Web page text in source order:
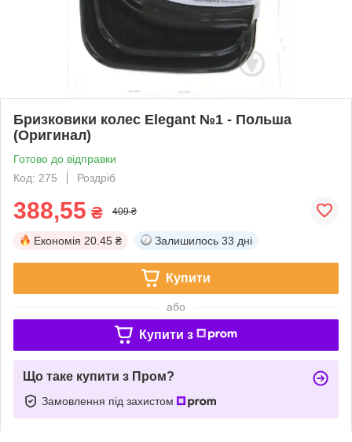
Бризковики колес Elegant №1 - Польша
(Оригинал)
Готово до відправки
Код: 275
Роздріб
388,55 ₴ 409 ₴
Економія 20.45 ₴ Залишилось 33 дні
Купити
або
Купити з
Що таке купити з Пром?
Замовлення під захистом